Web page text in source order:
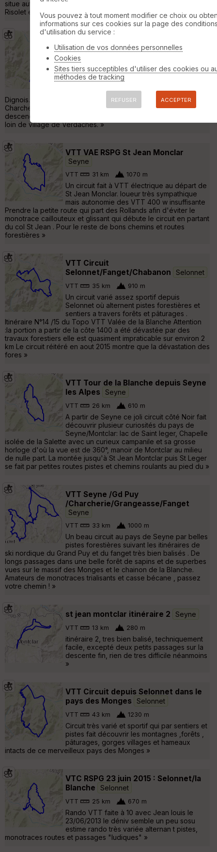
situe autour de la chapelle de la Salette, entre les hameaux du
Risolet et de la Chapelle. L'itinéraire est désormais modif »
Provence - Tronçon 8 : Seyne les
Alpes / Verdaches
VTT 12 km 290 m
Ce tronçon marque le départ de la vallée de
la Blanche pour filer en direction du Pays
Dignois. Après une montée sur piste jusqu'au col de
Charcherie, l'itinéraire emprunte un agréable sentier ludique qui
descend en fond de vallon et rejoint quelques kilomètres plus
loin de village de Verdaches. »
VTT VAE RSPG St Jean Monclar
Seyne
VTT 31 km 1070 m
Un circuit fait à VTT électrique au départ de
St Jean Monclar. loueur très sympathique
mais autonomie des VTT 400 w insuffisante
Prendre la petite route qui part des Rollands afin d'éviter le
monotrace caillouteux et glissant qui débute le circuit en partant
du col St Jean . Pour le reste de bons chemins et routes
forestières »
VTT Circuit
Selonnet/Fanget/Chabanon
Selonnet
VTT 35 km 910 m
Un circuit varié assez sportif depuis
Selonnet où alternent pistes forestières et
sentiers a travers forêts et pâturages .
Itinéraire N°14 /15 du Topo VTT Valée de la Blanche Attention
:la portion a partir de la côte 1400 a été dévastée par des
travaux forestiers elle est quasiment impraticable sur environ 2
km Le circuit réitéré en aout 2015 montre que la dévastation des
fores »
VTT Tour de la Blanche depuis Seyne
les Alpes
Seyne
VTT 26 km 610 m
A partir de Seyne ce joli circuit côté Noir fait
découvrir plusieur curiosités du pays de
Seyne/Montclar: lac de Saint leger, Chapelle
isolée de la Salette avec un curieux campanile et sa grosse
horloge d'où la vue est de 360°, manoir de Montclar au milieu
de nulle part. La montée jusqu'à St Jean Montclar puis St Leger
se fait par petites routes pistes et chemins roulants au pied du »
VTT Seyne /Gd Puy
/Charcherie/Grangeasse/Fanget
Seyne
VTT 33 km 1000 m
Un beau circuit au pays de Seyne par belles
pistes forestières suivant les itinéraires de
ski nordique du Grand Puy et du fanget très bien balisés . De
longs passages dans une belle forêt de sapins et de superbes
vues sur le massif des Monges et le chainon de la Blanche.
Amateurs de monotraces trialisants et casse bécane , passez
votre chemin ! »
st jean montclar itinéraire 2 Seyne
VTT 13 km 280 m
itinéraire 2, tres bien balisé, techniquement
facile, excepté deux petits passages sur la
descente fin, rien de tres difficile néanmoins
»
VTT Circuit depuis Selonnet dans le
pays des Monges
Selonnet
VTT 43 km 1230 m
Circuit très varié et sportif qui par sentiers et
pistes fait découvrir les montagnes ,forêts ,
pâturages, gorges villages et hameaux
intacts de ce merveilleux pays des Monges »
VTC RSPG 23 juin 2015 : Selonnet/la
Blanche
Selonnet
VTT 25 km 670 m
Rando VTT faite à 10 avec Jean louis le
23/06/2013 le déniv semble un peu sosu
estime rando très variée alternan t pistes,
monotraces routes et passages "ludiques" »
Vous pouvez à tout moment modifier ce choix ou
informations sur ces cookies sur la page des
d'utilisation du service :
Utilisation de vos données personnelles
Cookies
Sites tiers succeptibles d'utiliser des cookies ou
méthodes de tracking
REFUSER ACCEPTER